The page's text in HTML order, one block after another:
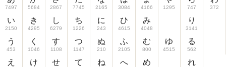
7497
い
2150
う
453
え
5684
き
4295
く
1046
け
2867
し
6279
す
1108
せ
7745
ち
1226
つ
1147
て
2165
に
243
ぬ
210
ね
3084
ひ
4615
ふ
2105
へ
4166
み
4048
む
800
め
1295
ゆ
4515
747
り
3141
る
562
れ
372